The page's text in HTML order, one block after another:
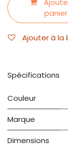
panier
Ajouter à la
Spécifications
Couleur
Marque
Dimensions